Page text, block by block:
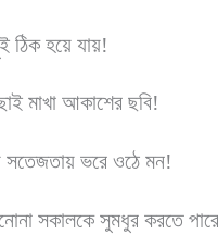
ঠিক হয়ে যায়!
মাখা আকাশের ছবি!
সতেজতায় ভরে ওঠে মন!
সকালকে সুমধুর করতে